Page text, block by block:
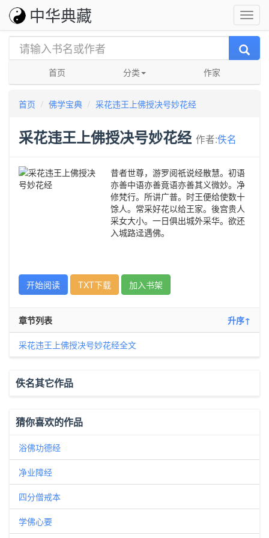
中华典藏
首页 分类 作家
首页 佛学宝典 采花违王上佛授决号妙花经
采花违王上佛授决号妙花经 作者:佚名
昔者世尊，游罗阅祇说经散慧。初语
亦善中语亦善竟语亦善其义微妙。净
修梵行。所讲广普。时王便给使数十
馀人。常采好花以给王家。後宫贵人
采女大小。一日俱出城外采华。欲还
入城路迳遇佛。
开始阅读 TXT下载 加入书架
章节列表 升序↑
采花违王上佛授决号妙花经全文
佚名其它作品
猜你喜欢的作品
浴佛功德经
净业障经
四分僧戒本
学佛心要